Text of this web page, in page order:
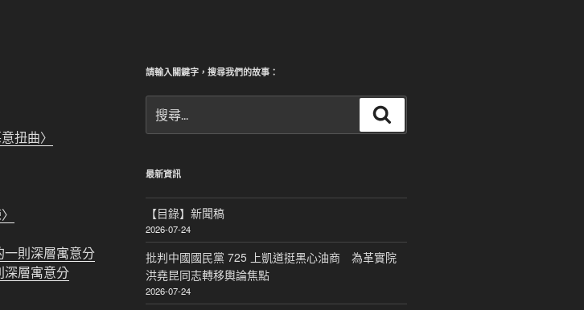
扭曲〉
則深層寓意分
深層寓意分
請輸入關鍵字，搜尋我們的故事：
尋
關
字:
尋
最新資訊
【目錄】新聞稿
2026-07-24
批判中國國民黨 725 上凱道挺黑心油商 為革實院
洪堯昆同志轉移輿論焦點
2026-07-24